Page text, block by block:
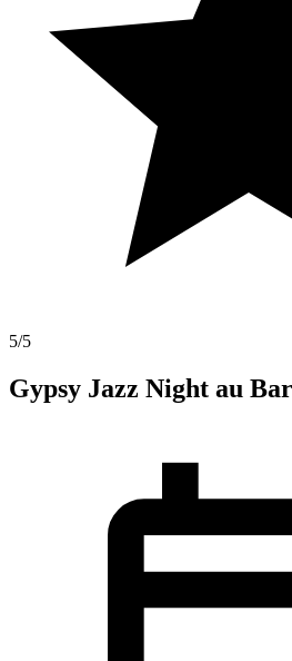
5/5
Gypsy Jazz Night au